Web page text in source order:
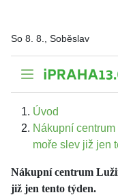
So 8. 8., Soběslav
Úvod
Nákupní
moře slev již jen
Nákupní centrum
již jen tento týden.